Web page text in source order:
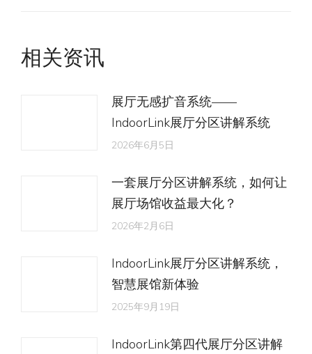
相关资讯
展厅无感扩音系统——
IndoorLink展厅分区讲解系统
2026年6月5日
一套展厅分区讲解系统，如何让
展厅场馆收益最大化？
2026年2月6日
IndoorLink展厅分区讲解系统，
智慧展馆新体验
2025年9月19日
IndoorLink第四代展厅分区讲解